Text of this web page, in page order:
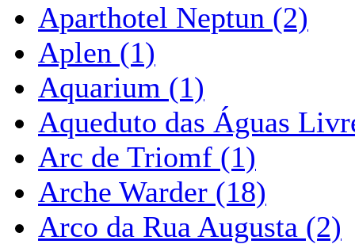
Aparthotel Neptun (2)
Aplen (1)
Aquarium (1)
Aqueduto das Águas
Arc de Triomf (1)
Arche Warder (18)
Arco da Rua Augusta (2)